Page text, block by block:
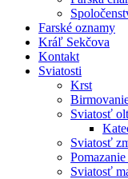
Farské oznamy
Kráľ Sekčova
Kontakt
Sviatosti
Krst
Sviatosť
Sviatosť
Sviatosť